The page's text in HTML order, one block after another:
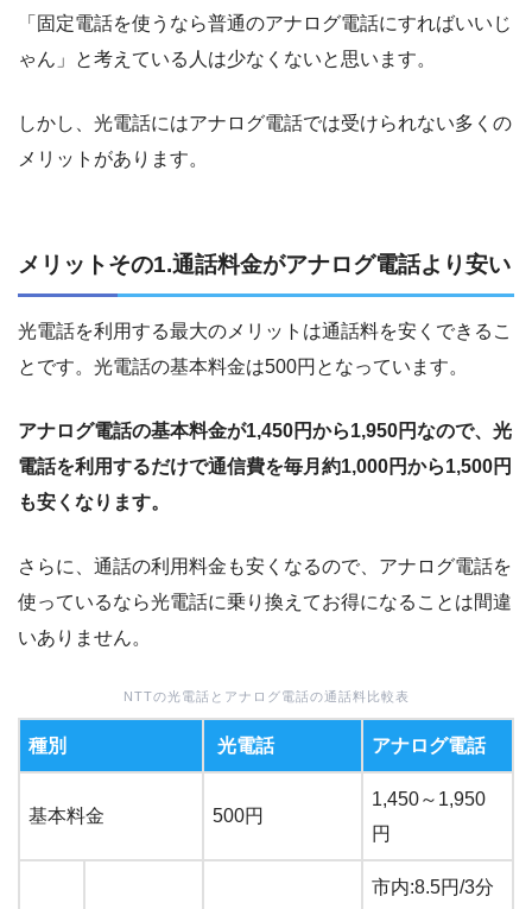
「固定電話を使うなら普通のアナログ電話にすればいいじ
ゃん」と考えている人は少なくないと思います。
しかし、光電話にはアナログ電話では受けられない多くの
メリットがあります。
メリットその1.通話料金がアナログ電話より安い
光電話を利用する最大のメリットは通話料を安くできるこ
とです。光電話の基本料金は500円となっています。
アナログ電話の基本料金が1,450円から1,950円なので、光
電話を利用するだけで通信費を毎月約1,000円から1,500円
も安くなります。
さらに、通話の利用料金も安くなるので、アナログ電話を
使っているなら光電話に乗り換えてお得になることは間違
いありません。
NTTの光電話とアナログ電話の通話料比較表
種別 光電話 アナログ電話
基本料金 500円
1,450～1,950
円
市内:8.5円/3分